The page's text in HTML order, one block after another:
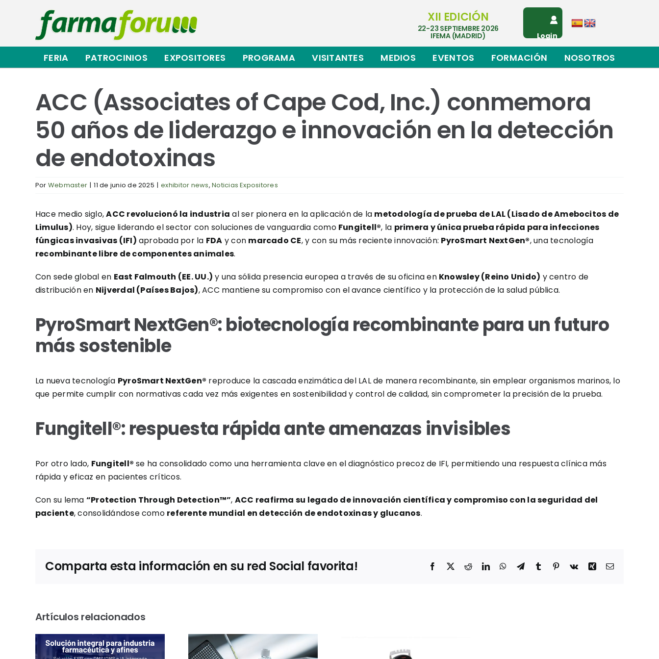
contenido
XII EDICIÓN
22-23 SEPTIEMBRE 2026
IFEMA (MADRID) Login
FERIA PATROCINIOS EXPOSITORES PROGRAMA VISITANTES MEDIOS EVENTOS FORMACIÓN NOSOTROS
ACC (Associates of Cape Cod, Inc.) conmemora
50 años de liderazgo e innovación en la detección
de endotoxinas
Por Webmaster | 11 de junio de 2025 | exhibitor news,Noticias Expositores
Hace medio siglo,ACC revolucionó la industria al ser pionera en la aplicación de la metodología de prueba de LAL (Lisado de Amebocitos de
Limulus). Hoy, sigue liderando el sector con soluciones de vanguardia como Fungitell®, la primera y única prueba rápida para infecciones
fúngicas invasivas (IFI) aprobada por la FDA y con marcado CE, y con su más reciente innovación: PyroSmart NextGen®, una tecnología
recombinante libre de componentes animales.
Con sede global en East Falmouth (EE. UU.) y una sólida presencia europea a través de su oficina en Knowsley (Reino Unido) y centro de
distribución en Nijverdal (Países Bajos), ACC mantiene su compromiso con el avance científico y la protección de la salud pública.
PyroSmart NextGen®: biotecnología recombinante para un futuro
más sostenible
La nueva tecnología PyroSmart NextGen® reproduce la cascada enzimática del LAL de manera recombinante, sin emplear organismos marinos, lo
que permite cumplir con normativas cada vez más exigentes en sostenibilidad y control de calidad, sin comprometer la precisión de la prueba.
Fungitell®: respuesta rápida ante amenazas invisibles
Por otro lado, Fungitell® se ha consolidado como una herramienta clave en el diagnóstico precoz de IFI, permitiendo una respuesta clínica más
rápida y eficaz en pacientes críticos.
Con su lema “Protection Through Detection™”, ACC reafirma su legado de innovación científica y compromiso con la seguridad del
paciente, consolidándose como referente mundial en detección de endotoxinas y glucanos.
Comparta esta información en su red Social favorita! Facebook
X RedditLinkedInWhatsApp
TelegramTumblr Pinterest
Vk Xing Correo
Artículos relacionados
Sostenibilidad en
Thermo Fisher
CleanHub+